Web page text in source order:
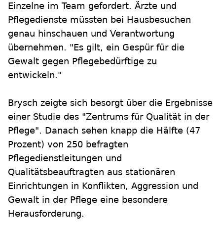
Einzelne im Team gefordert. Ärzte und
Pflegedienste müssten bei Hausbesuchen
genau hinschauen und Verantwortung
übernehmen. "Es gilt, ein Gespür für die
Gewalt gegen Pflegebedürftige zu
entwickeln."
Brysch zeigte sich besorgt über die Ergebnisse
einer Studie des "Zentrums für Qualität in der
Pflege". Danach sehen knapp die Hälfte (47
Prozent) von 250 befragten
Pflegedienstleitungen und
Qualitätsbeauftragten aus stationären
Einrichtungen in Konflikten, Aggression und
Gewalt in der Pflege eine besondere
Herausforderung.